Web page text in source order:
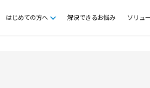
はじめての方へ 解決できるお悩み ソリュ